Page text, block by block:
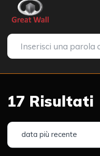
17 Risultati
data più recente